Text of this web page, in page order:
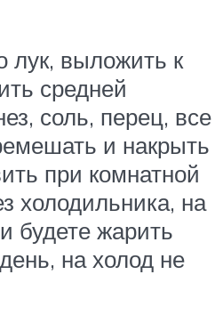
лук, выложить к
средней
соль, перец, все
и накрыть
при комнатной
холодильника, на
будете жарить
на холод не